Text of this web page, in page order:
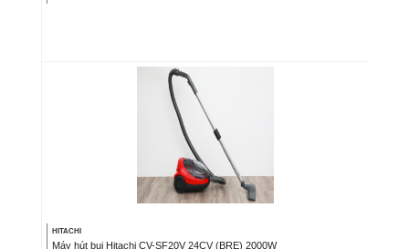
HITACHI
Máy hút bụi Hitachi CV-SF20V 24CV (BRE) 2000W